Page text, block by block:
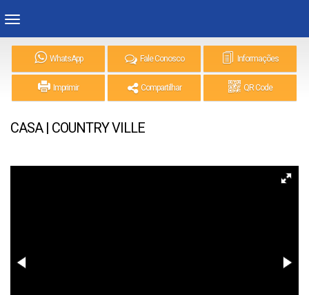
WhatsApp Fale Conosco Informações
Imprimir Compartilhar QR Code
CASA | COUNTRY VILLE